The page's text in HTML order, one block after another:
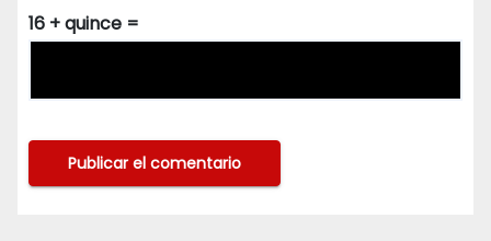
16 + quince =